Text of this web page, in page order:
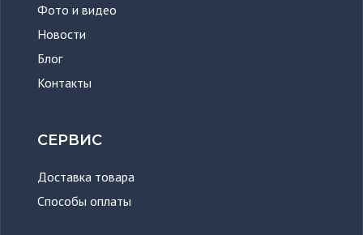
Фото и видео
Новости
Блог
Контакты
СЕРВИС
Доставка товара
Способы оплаты